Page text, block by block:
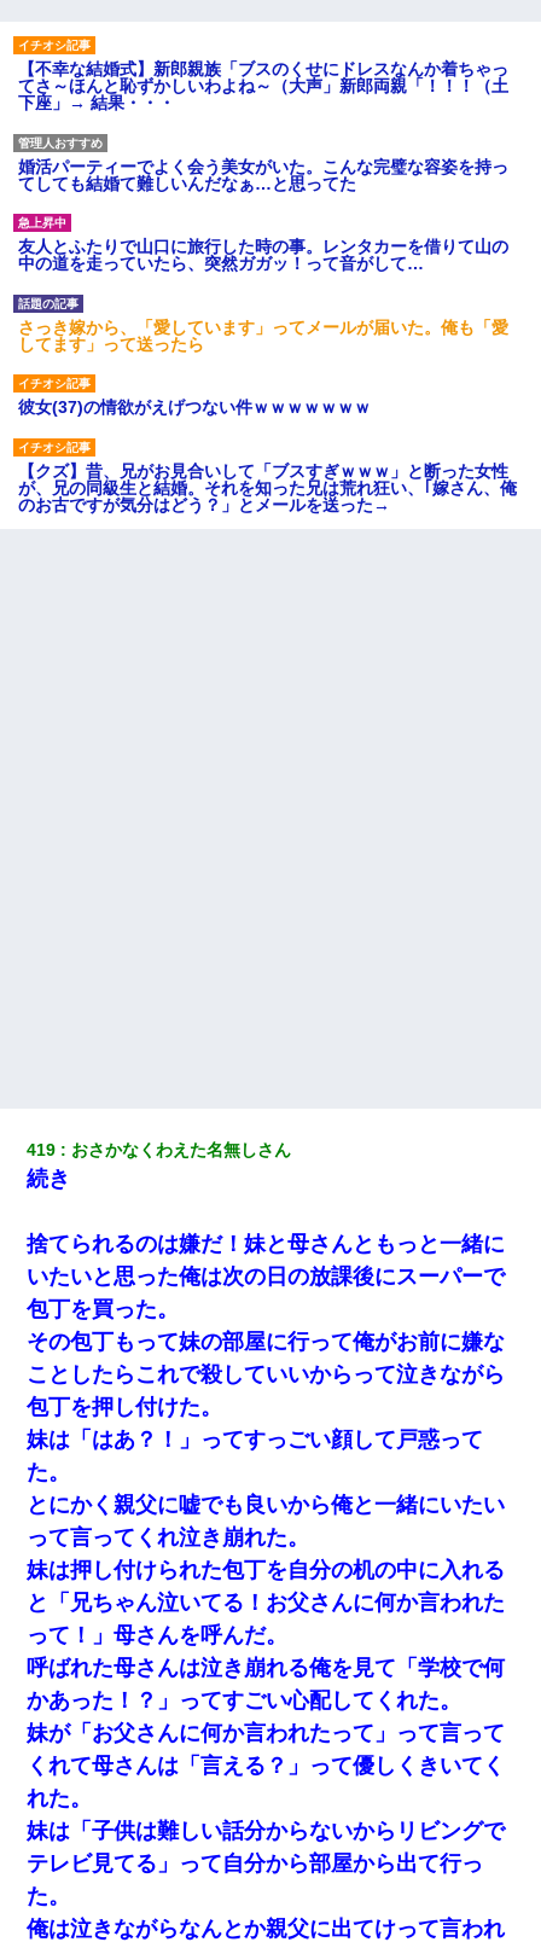
【不幸な結婚式】新郎親族「ブスのくせにドレスなんか着ちゃっ
てさ～ほんと恥ずかしいわよね～（大声」新郎両親「！！！（土
下座」→ 結果・・・
婚活パーティーでよく会う美女がいた。こんな完璧な容姿を持っ
てしても結婚て難しいんだなぁ…と思ってた
友人とふたりで山口に旅行した時の事。レンタカーを借りて山の
中の道を走っていたら、突然ガガッ！って音がして…
さっき嫁から、「愛しています」ってメールが届いた。俺も「愛
してます」って送ったら
彼女(37)の情欲がえげつない件ｗｗｗｗｗｗｗ
【クズ】昔、兄がお見合いして「ブスすぎｗｗｗ」と断った女性
が、兄の同級生と結婚。それを知った兄は荒れ狂い、｢嫁さん、俺
のお古ですが気分はどう？」とメールを送った→
デパートの外商『私さんだと名乗る女が、ツケで宝石を買おうと
しくなり・・・
義兄嫁が義実家で「コロナ陽性だったからこのまま療養させて下
さい」と言い出してド修羅場になった
嫁に不倫されたから嫁と不倫相手に1000万の慰謝料請求した
元旦那から復縁要請。息子「最新型のiPhoneも買えない貧乏は嫌
だ、再婚して」私「なら父親と暮らせ」息子「やった＾＾」私
（もう手遅れだったんだな…）
小2の頃、妹と昼寝してたら家が火事になってて気づくと逃げ場が
なかった。妹を抱き締めて「ﾀﾋんじゃうよ」って泣いてたら…
医者「糖尿病で余命1年です」 ワイ「知らんわｗどうせ死ぬなら
食べる量増やすわｗ」→結果ｗｗｗｗｗ
俺「初対面でなに言ったか覚えてる？」嫁「臭いんだよ！キモオ
タ？だっけ？」俺「だいたい合ってる。で、なんで告白してきた
の？」→
朝起きたら嫁がいなかった。俺（嫁も嫁実家も電話に出ない…不
安だ）→ 仕事を早退して帰宅すると、嫁と嫁両親と知らない男が
２人・・・
兄の新しい嫁がやらかしすぎて辛い。当たり前のように実家や姪
の幼稚園に来る
419 おさかなくわえた名無しさん
続き
捨てられるのは嫌だ！妹と母さんともっと一緒に
いたいと思った俺は次の日の放課後にスーパーで
包丁を買った。
その包丁もって妹の部屋に行って俺がお前に嫌な
ことしたらこれで殺していいからって泣きながら
包丁を押し付けた。
妹は「はあ？！」ってすっごい顔して戸惑って
た。
とにかく親父に嘘でも良いから俺と一緒にいたい
って言ってくれ泣き崩れた。
妹は押し付けられた包丁を自分の机の中に入れる
と「兄ちゃん泣いてる！お父さんに何か言われた
って！」母さんを呼んだ。
呼ばれた母さんは泣き崩れる俺を見て「学校で何
かあった！？」ってすごい心配してくれた。
妹が「お父さんに何か言われたって」って言って
くれて母さんは「言える？」って優しくきいてく
れた。
妹は「子供は難しい話分からないからリビングで
テレビ見てる」って自分から部屋から出て行っ
た。
俺は泣きながらなんとか親父に出てけって言われ